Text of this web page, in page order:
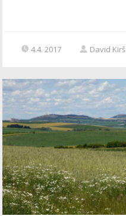
4.4. 2017 David Kirš